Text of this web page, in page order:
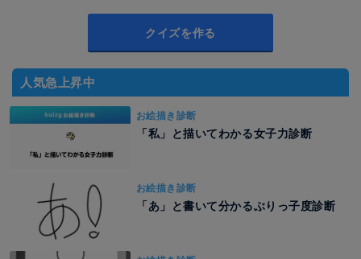
クイズを作る
人気急上昇中
お絵描き診断
「私」と描いてわかる女子力診断
お絵描き診断
「あ」と書いて分かるぶりっ子度診断